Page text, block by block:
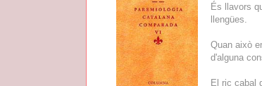
És llavors
llengües.
Quan això
d'alguna
El ric cabal